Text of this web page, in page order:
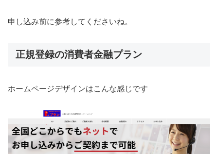
申し込み前に参考してくださいね。
正規登録の消費者金融プラン
ホームページデザインはこんな感じです